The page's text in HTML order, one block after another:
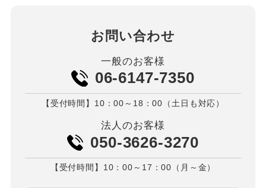
お問い合わせ
一般のお客様
06-6147-7350
【受付時間】10：00～18：00（土日も対応）
法人のお客様
050-3626-3270
【受付時間】10：00～17：00（月～金）